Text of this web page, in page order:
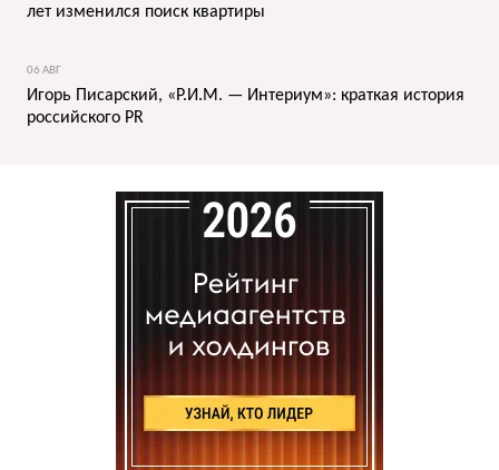
лет изменился поиск квартиры
06 АВГ
Игорь Писарский, «Р.И.М. — Интериум»: краткая история
российского PR